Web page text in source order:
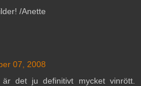
/Anette
07, 2008
det ju definitivt mycket vinrött.